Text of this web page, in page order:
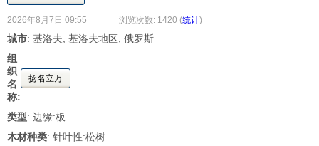
2026年8月7日 09:55 浏览次数: 1420 (统计)
城市: 基洛夫, 基洛夫地区, 俄罗斯
组
织
名
称:
扬名立万
类型: 边缘:板
木材种类: 针叶性:松树